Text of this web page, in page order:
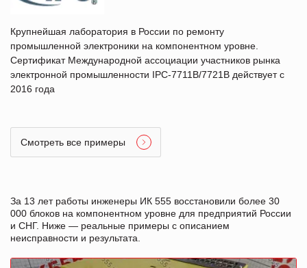
Крупнейшая лаборатория в России по ремонту
промышленной электроники на компонентном уровне.
Сертификат Международной ассоциации участников рынка
электронной промышленности IPC-7711B/7721B действует с
2016 года
Смотреть все примеры
За 13 лет работы инженеры ИК 555 восстановили более 30
000 блоков на компонентном уровне для предприятий России
и СНГ. Ниже — реальные примеры с описанием
неисправности и результата.